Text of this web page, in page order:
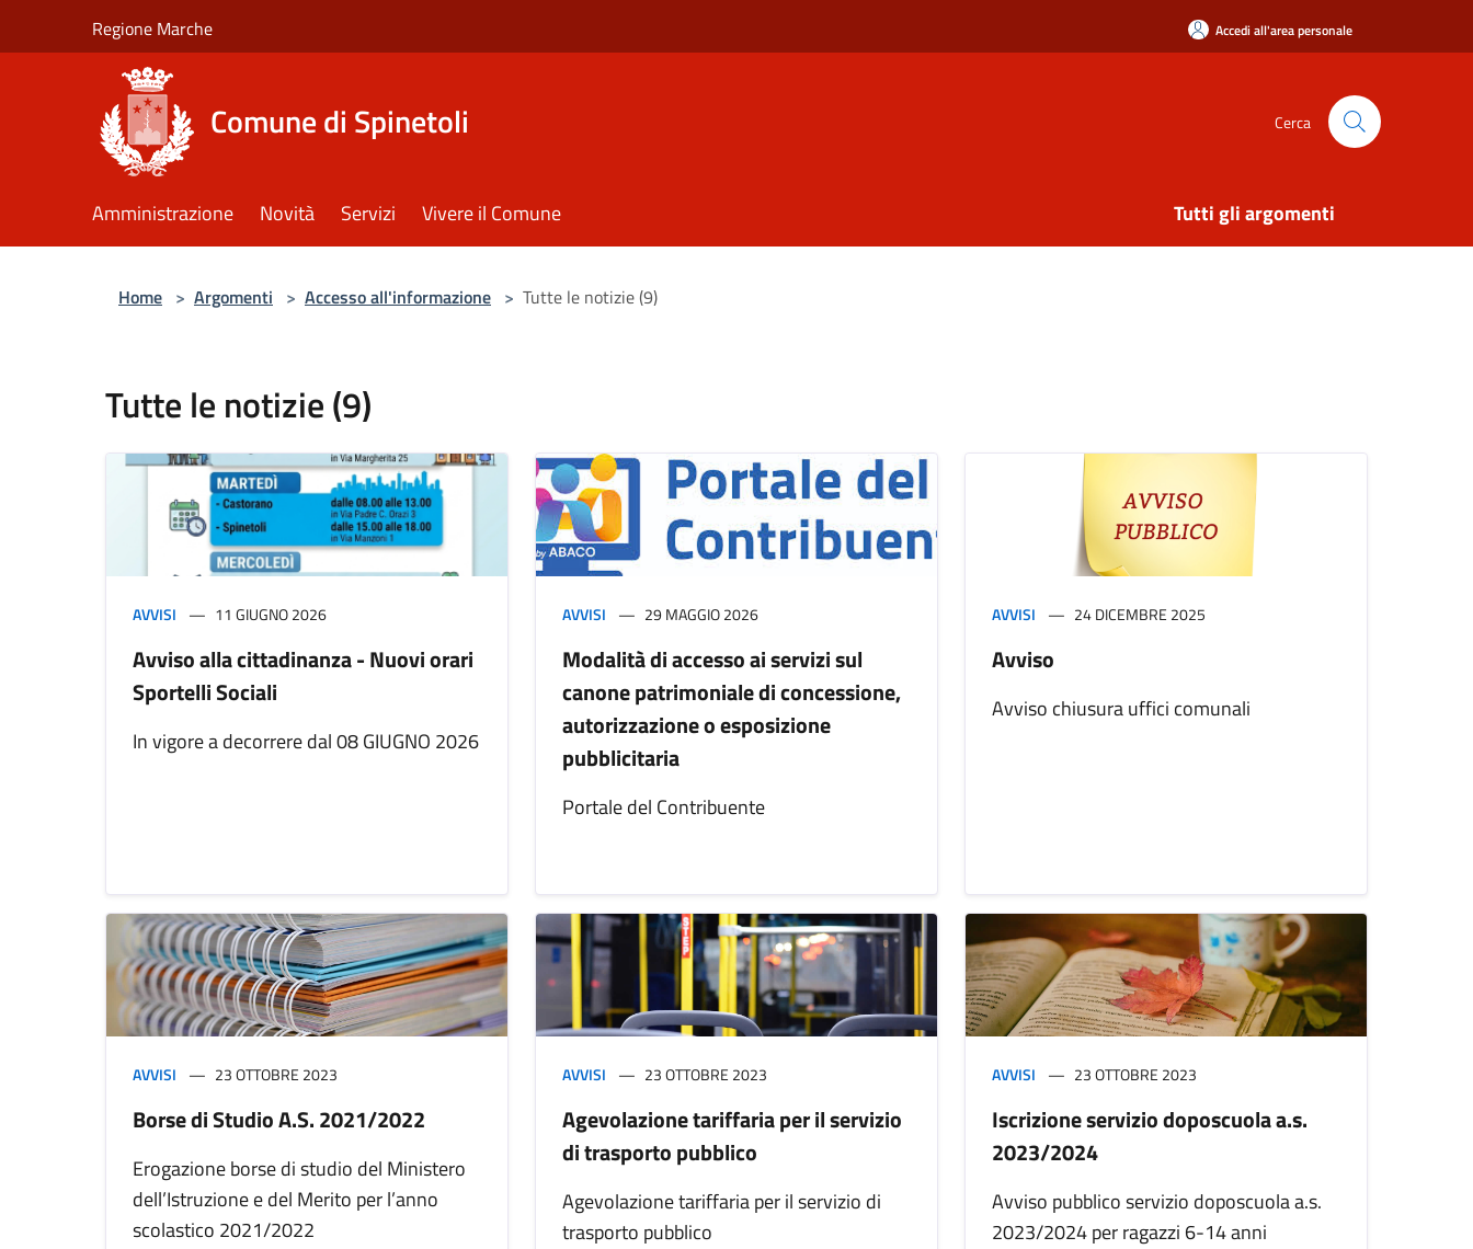
Regione Marche Accedi all'area personale
Comune di Spinetoli Cerca
Amministrazione Novità Servizi Vivere il Comune Tutti gli argomenti
Home > Argomenti > Accesso all'informazione > Tutte le notizie (9)
Tutte le notizie (9)
AVVISI 11 GIUGNO 2026
Avviso alla cittadinanza - Nuovi orari
Sportelli Sociali
In vigore a decorrere dal 08 GIUGNO 2026
AVVISI 29 MAGGIO 2026
Modalità di accesso ai servizi sul
canone patrimoniale di concessione,
autorizzazione o esposizione
pubblicitaria
Portale del Contribuente
AVVISI 24 DICEMBRE 2025
Avviso
Avviso chiusura uffici comunali
AVVISI 23 OTTOBRE 2023
Borse di Studio A.S. 2021/2022
Erogazione borse di studio del Ministero
dell’Istruzione e del Merito per l’anno
scolastico 2021/2022
AVVISI 23 OTTOBRE 2023
Agevolazione tariffaria per il servizio
di trasporto pubblico
Agevolazione tariffaria per il servizio di
trasporto pubblico
AVVISI 23 OTTOBRE 2023
Iscrizione servizio doposcuola a.s.
2023/2024
Avviso pubblico servizio doposcuola a.s.
2023/2024 per ragazzi 6-14 anni